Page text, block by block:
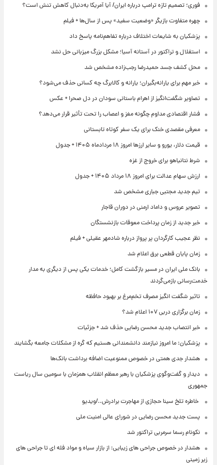
فوری؛ تصمیم تازه ترامپ درباره ایران/ آیا آمریکا به‌دنبال کاهش تنش است؟
چهره متفاوت بازیگر «وضعیت سفید» پس از سال‌ها + فیلم
پزشکیان به شایعات اختلاف درباره تفاهم‌نامه پاسخ داد
استقلال و تراکتور در آستانه آسیا؛ مشکل بزرگ میزبانی حل نشد
محل کشف جسد حمیدرضا رجب‌زاده مشخص شد
خبر مهم برای یارانه‌بگیران؛ یارانه و کالابرگ چه کسانی حذف می‌شود؟
تصاویر شگفت‌انگیز از اهرام باستانی سودان در دل صحرا + عکس
فشار اقتصادی مداوم چگونه مغز و اعصاب را تحت تأثیر قرار می‌دهد؟
معرفی مقصدی خنک برای یک سفر کوتاه تابستانی
قیمت دلار، یورو و سایر ارزها امروز ۱۸ مردادماه ۱۴۰۵ + جدول
شرط نتانیاهو برای خروج از غزه
ارزش سهام عدالت برای امروز ۱۸ مرداد ۱۴۰۵ + جدول
تیم جدید مجتبی جباری مشخص شد
تصویر عروس و داماد ارمنی در دوران قاجار
خبر جدید از زمان پرداخت معوقات بازنشستگان
نظر عجیب کارگردان پر پرواز درباره شادمهر عقیلی + فیلم
زمان پایان قطعی برق اعلام شد
بانک ملی ایران در مسیر بازگشت کامل؛ خدمات یکی پس از دیگری به مدار
خدمت‌رسانی بازمی‌گردند
تاثیر شگفت انگیز مصرف تخم‌مرغ بر بهبود حافظه
زمان برگزاری دربی ۱۰۷ اعلام شد؟
خبر انتصاب جدید محسن رضایی حذف شد + جزئیات
پزشکیان: ما امروز نیازمند دانشمندانی هستیم که گره از مشکلات جامعه بگشایند
هشدار جدی همتی در خصوص ممنوعیت اضافه ‌برداشت بانک‌ها
دیدار و گفت‌وگوی پزشکیان با رهبر معظم انقلاب همزمان با سومین سال ریاست
جمهوری
⁨ خاطره تلخ سینا حجازی از مهاجرت برادرش../ویدیو
پست جدید محسن رضایی در شورای عالی امنیت ملی
نکونام رسما سرمربی تراکتور شد
هشدار در خصوص جراحی های زیبایی: از بازار سیاه و مواد فله ای تا جراحی های
زیر زمینی